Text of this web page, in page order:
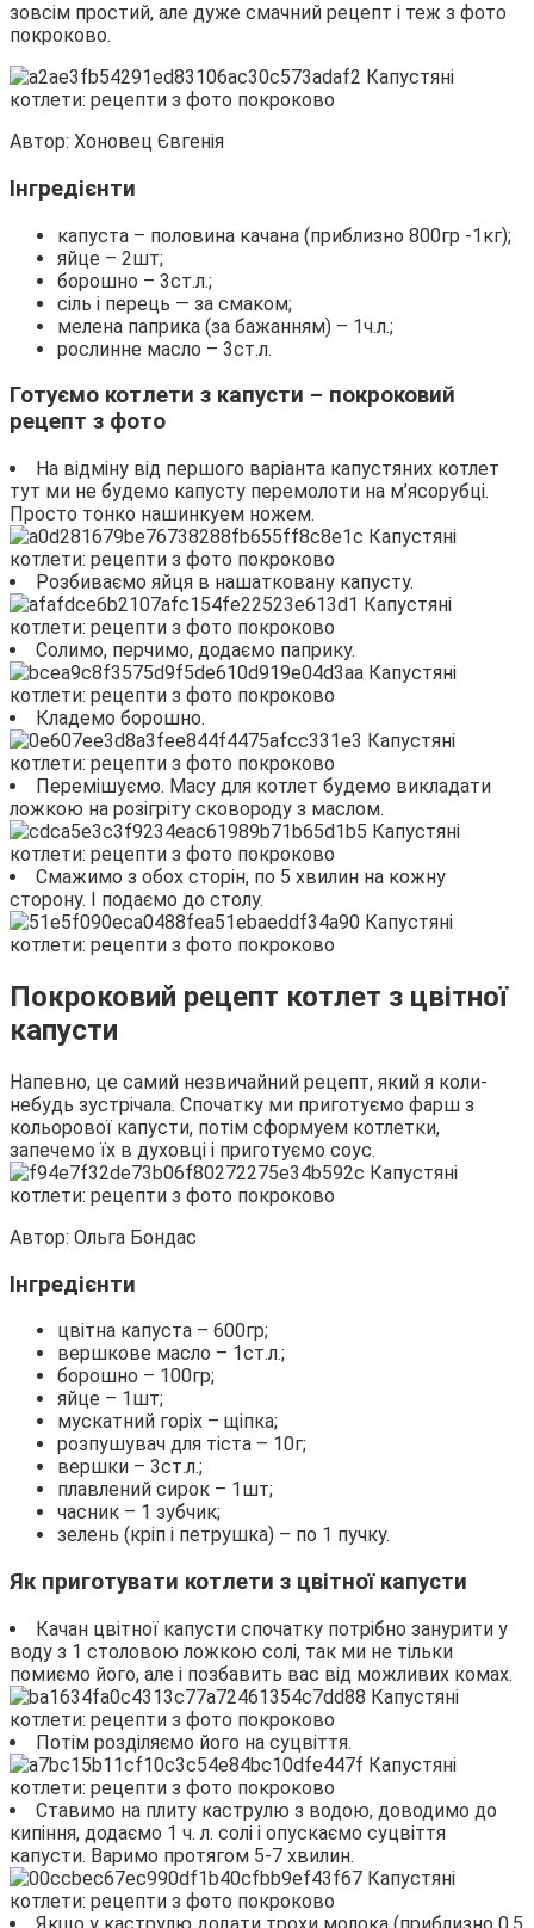
зовсім простий, але дуже смачний рецепт і теж з фото
покроково.
Автор: Хоновец Євгенія
Інгредієнти
капуста – половина качана (приблизно 800гр -1кг);
яйце – 2шт;
борошно – 3ст.л.;
сіль і перець — за смаком;
мелена паприка (за бажанням) – 1ч.л.;
рослинне масло – 3ст.л.
Готуємо котлети з капусти – покроковий
рецепт з фото
На відміну від першого варіанта капустяних котлет
тут ми не будемо капусту перемолоти на м’ясорубці.
Просто тонко нашинкуем ножем.
Розбиваємо яйця в нашатковану капусту.
Солимо, перчимо, додаємо паприку.
Кладемо борошно.
Перемішуємо. Масу для котлет будемо викладати
ложкою на розігріту сковороду з маслом.
Смажимо з обох сторін, по 5 хвилин на кожну
сторону. І подаємо до столу.
Покроковий рецепт котлет з цвітної
капусти
Напевно, це самий незвичайний рецепт, який я коли-
небудь зустрічала. Спочатку ми приготуємо фарш з
кольорової капусти, потім сформуем котлетки,
запечемо їх в духовці і приготуємо соус.
Автор: Ольга Бондас
Інгредієнти
цвітна капуста – 600гр;
вершкове масло – 1ст.л.;
борошно – 100гр;
яйце – 1шт;
мускатний горіх – щіпка;
розпушувач для тіста – 10г;
вершки – 3ст.л.;
плавлений сирок – 1шт;
часник – 1 зубчик;
зелень (кріп і петрушка) – по 1 пучку.
Як приготувати котлети з цвітної капусти
Качан цвітної капусти спочатку потрібно занурити у
воду з 1 столовою ложкою солі, так ми не тільки
помиємо його, але і позбавить вас від можливих комах.
Потім розділяємо його на суцвіття.
Ставимо на плиту каструлю з водою, доводимо до
кипіння, додаємо 1 ч. л. солі і опускаємо суцвіття
капусти. Варимо протягом 5-7 хвилин.